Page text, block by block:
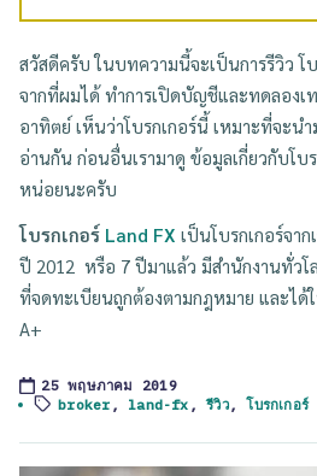
สวัสดีครับ ในบทความนี้จะเป็นการรีวิว โ
จากที่ผมได้ ทำการเปิดบัญชีและทดลองเ
อาทิตย์ เห็นว่าโบรกเกอร์นี้ เหมาะที่จะน
อ่านกัน ก่อนอื่นเรามาดู ข้อมูลเกี่ยวกับโบ
หน่อยนะครับ
โบรกเกอร์ Land FX เป็นโบรกเกอร์จา
ปี 2012 หรือ 7 ปีมาแล้ว มีสำนักงานทั่วโ
ที่จดทะเบียนถูกต้องตามกฎหมาย และไ
A+
25 พฤษภาคม 2019
Tags:
broker , land-fx ,รีวิว,โบรกเก